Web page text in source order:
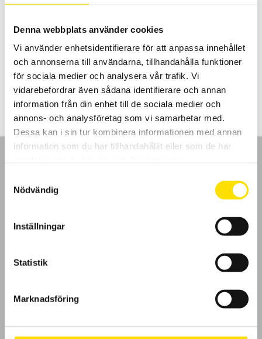
Denna webbplats använder cookies
Vi använder enhetsidentifierare för att anpassa innehållet
och annonserna till användarna, tillhandahålla funktioner
för sociala medier och analysera vår trafik. Vi
vidarebefordrar även sådana identifierare och annan
information från din enhet till de sociala medier och
annons- och analysföretag som vi samarbetar med.
Dessa kan i sin tur kombinera informationen med annan
information som du har tillhandahållit eller som de har
Nödvändig
Inställningar
Statistik
Marknadsföring
CA 1730 Avståndsmätare
Praktisk laser avståndsmätare för inom- och utomhusbruk med 4-
raders display och hög kapslingsklass.
1,190.00kr LÄS MER